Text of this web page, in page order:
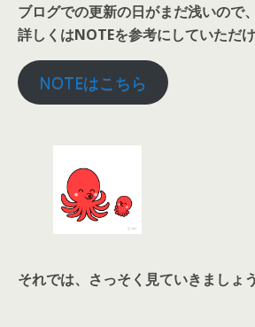
ブログでの更新の日がまだ浅いので、
詳しくはNOTEを参考にしていただ
NOTEはこちら
それでは、さっそく見ていきましょ